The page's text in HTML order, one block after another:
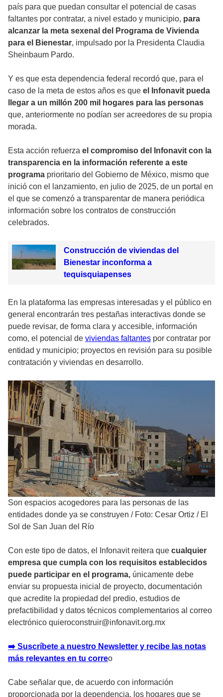
país para que puedan consultar el potencial de casas
faltantes por contratar, a nivel estado y municipio, para
alcanzar la meta sexenal del Programa de Vivienda
para el Bienestar, impulsado por la Presidenta Claudia
Sheinbaum Pardo.
Y es que esta dependencia federal recordó que, para el
caso de la meta de estos años es que el Infonavit pueda
llegar a un millón 200 mil hogares para las personas
que, anteriormente no podían ser acreedores de su propia
morada.
Esta acción refuerza el compromiso del Infonavit con la
transparencia en la información referente a este
programa prioritario del Gobierno de México, mismo que
inició con el lanzamiento, en julio de 2025, de un portal en
el que se comenzó a transparentar de manera periódica
información sobre los contratos de construcción
celebrados.
Construcción de viviendas del
Bienestar inconforma a
tequisquiapenses
En la plataforma las empresas interesadas y el público en
general encontrarán tres pestañas interactivas donde se
puede revisar, de forma clara y accesible, información
como, el potencial de viviendas faltantes por contratar por
entidad y municipio; proyectos en revisión para su posible
contratación y viviendas en desarrollo.
Son espacios acogedores para las personas de las
entidades donde ya se construyen / Foto: Cesar Ortiz / El
Sol de San Juan del Río
Con este tipo de datos, el Infonavit reitera que cualquier
empresa que cumpla con los requisitos establecidos
puede participar en el programa, únicamente debe
enviar su propuesta inicial de proyecto, documentación
que acredite la propiedad del predio, estudios de
prefactibilidad y datos técnicos complementarios al correo
electrónico quieroconstruir@infonavit.org.mx
➡️ Suscríbete a nuestro Newsletter y recibe las notas
más relevantes en tu correo
Cabe señalar que, de acuerdo con información
proporcionada por la dependencia, los hogares que se